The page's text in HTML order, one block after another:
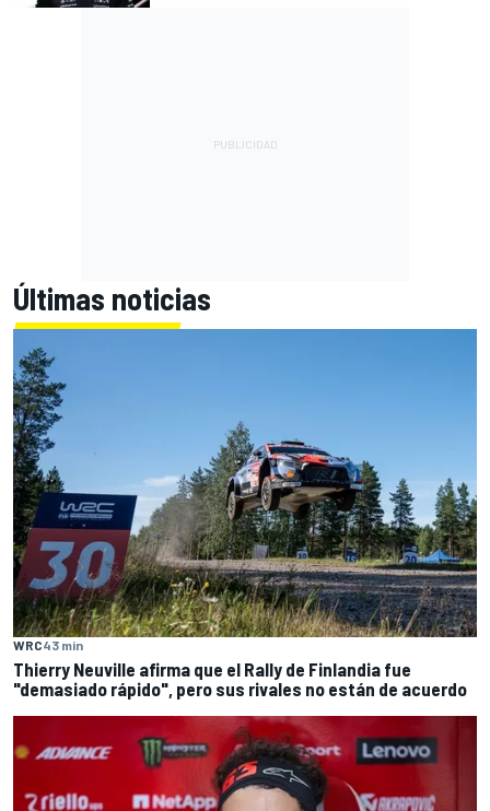
Últimas noticias
WRC43 min
Thierry Neuville afirma que el Rally de Finlandia fue
"demasiado rápido", pero sus rivales no están de acuerdo